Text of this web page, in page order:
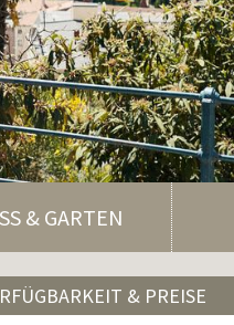
& GARTEN
& PREISE